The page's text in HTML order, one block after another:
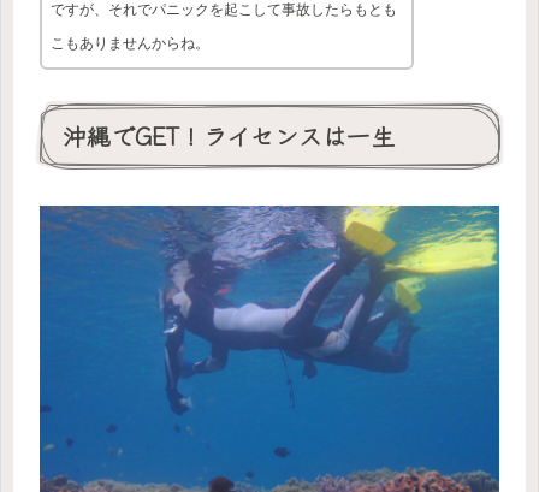
ですが、それでパニックを起こして事故したらもとも
こもありませんからね。
沖縄でGET！ライセンスは一生